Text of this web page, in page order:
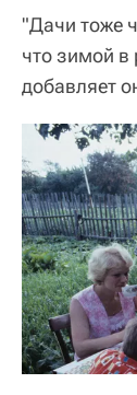
"Дачи тоже
что зимой в
добавляет